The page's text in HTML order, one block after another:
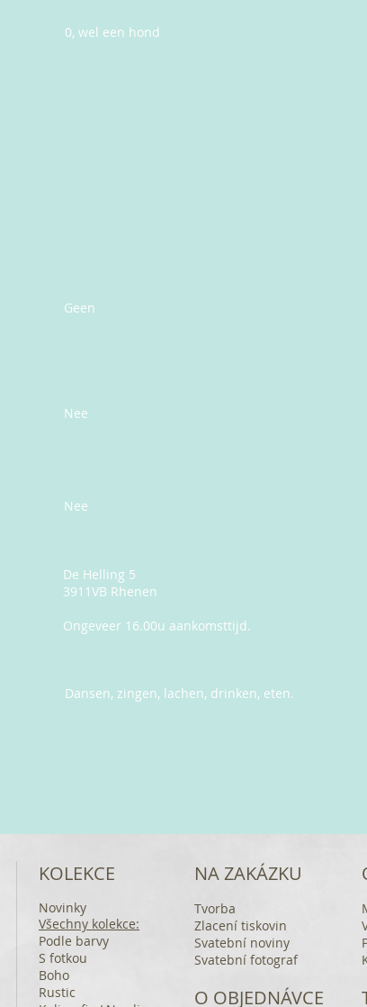
0, wel een hond
Geen
Nee
Nee
De Helling 5
3911VB Rhenen
Ongeveer 16.00u aankomsttijd.
Dansen, zingen, lachen, drinken, eten.
KOLEKCE
Novinky
Všechny kolekce:
Podle barvy
S fotkou
Boho
Rustic
NA ZAKÁZKU
Tvorba
Zlacení tiskovin
Svatební noviny
Svatební fotograf
O OBJEDNÁVCE